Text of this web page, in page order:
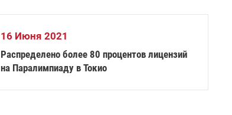
16 Июня 2021
Распределено более 80 процентов лицензий
на Паралимпиаду в Токио